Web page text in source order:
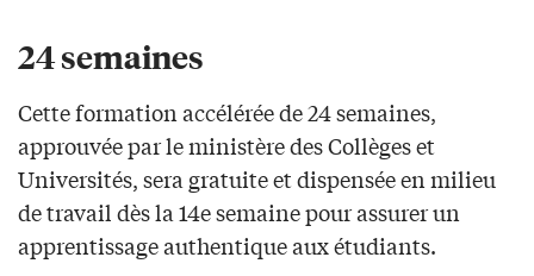
24 semaines
Cette formation accélérée de 24 semaines,
approuvée par le ministère des Collèges et
Universités, sera gratuite et dispensée en milieu
de travail dès la 14e semaine pour assurer un
apprentissage authentique aux étudiants.